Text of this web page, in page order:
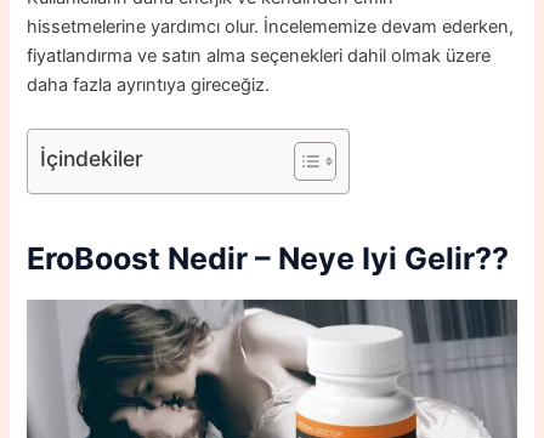
hissetmelerine yardımcı olur. İncelememize devam ederken,
fiyatlandırma ve satın alma seçenekleri dahil olmak üzere
daha fazla ayrıntıya gireceğiz.
İçindekiler
EroBoost Nedir – Neye Iyi Gelir??